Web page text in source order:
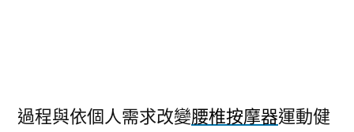
個
過程與依個人需求改變腰椎按摩器運動健